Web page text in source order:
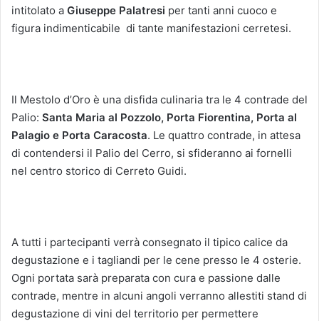
intitolato a Giuseppe Palatresi per tanti anni cuoco e
figura indimenticabile di tante manifestazioni cerretesi.
Il Mestolo d’Oro è una disfida culinaria tra le 4 contrade del
Palio: Santa Maria al Pozzolo, Porta Fiorentina, Porta al
Palagio e Porta Caracosta. Le quattro contrade, in attesa
di contendersi il Palio del Cerro, si sfideranno ai fornelli
nel centro storico di Cerreto Guidi.
A tutti i partecipanti verrà consegnato il tipico calice da
degustazione e i tagliandi per le cene presso le 4 osterie.
Ogni portata sarà preparata con cura e passione dalle
contrade, mentre in alcuni angoli verranno allestiti stand di
degustazione di vini del territorio per permettere